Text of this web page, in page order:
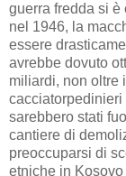
guerra fredda si è
nel 1946, la
essere
avrebbe dovuto
miliardi, non oltre
sarebbero stati
cantiere di
preoccuparsi di
etniche in